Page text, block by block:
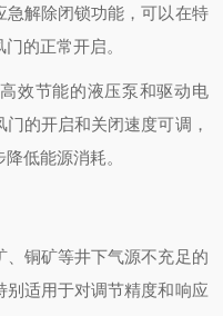
急解除闭锁功能，可以在特
的正常开启。
效节能的液压泵和驱动电
的开启和关闭速度可调，
低能源消耗。
铜矿等井下气源不充足的
适用于对调节精度和响应